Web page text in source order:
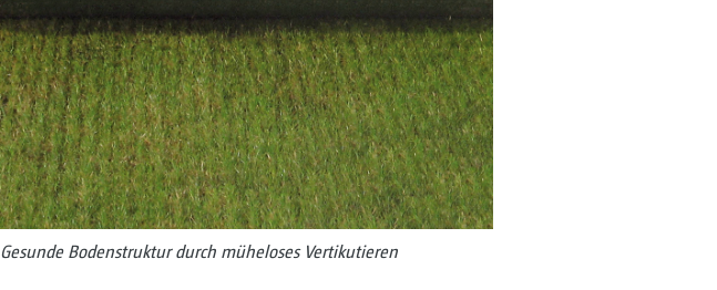
Gesunde Bodenstruktur durch müheloses Vertikutieren